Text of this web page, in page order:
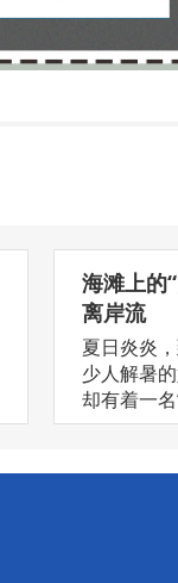
海滩上
离岸流
夏日炎炎
少人解暑
却有着一